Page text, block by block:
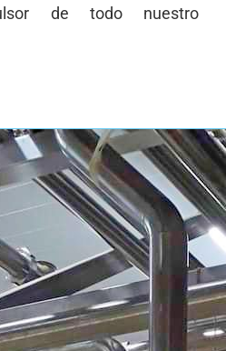
de todo nuestro